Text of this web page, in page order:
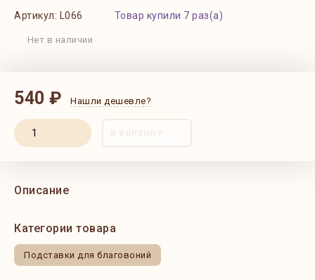
Артикул: L066 Товар купили 7 раз(а)
Нет в наличии
540 ₽ Нашли дешевле?
В КОРЗИНУ
Описание
Категории товара
Подставки для благовоний